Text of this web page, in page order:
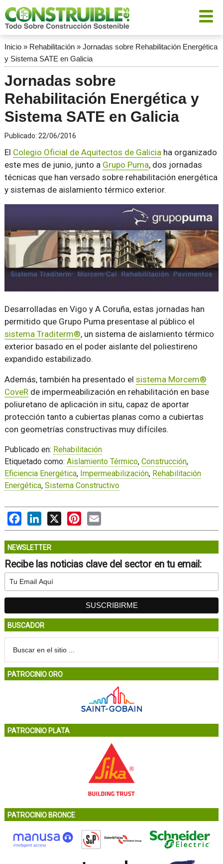
Inicio» Rehabilitación» Jornadas sobre Rehabilitación Energética
y Sistema SATE en Galicia
Jornadas sobre
Rehabilitación Energética y
Sistema SATE en Galicia
Publicado: 22/06/2016
El Colegio Oficial de Aquitectos de Galiciaha organizado
este mes de junio, junto a Grupo Puma, dos jornadas
técnicas que han versado sobre rehabilitación energética
y sistemas de aislamiento térmico exterior.
Desarrolladas en Vigo y A Coruña, estas jornadas han
permitido que Grupo Puma presentase al público el
sistema Traditerm®, un sistema de aislamiento térmico
exterior basado en el poder aislante del poliestireno
expandido estabilizado.
Además, también ha presentado el sistema Morcem®
CoveR de impermeabilización en rehabilitación en base
poliuretano de aplicación in situ, capaz de aportar
protección tanto a cubiertas planas como a cubiertas
con geometrías constructivas muy difíciles.
Publicado en: Rehabilitación
Etiquetado como: Aislamiento Térmico, Construcción,
Eficiencia Energética, Impermeabilización, Rehabilitación
Energética, Sistema Constructivo
FacebookLinkedIn
X PinterestEmail
NEWSLETTER
Recibe las noticias clave del sector en tu email:
BUSCADOR
PATROCINIO ORO
PATROCINIO PLATA
PATROCINIO BRONCE